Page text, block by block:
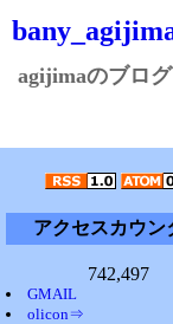
agijimaのブログ
アクセスカウン
742,497
GMAIL
olicon⇒